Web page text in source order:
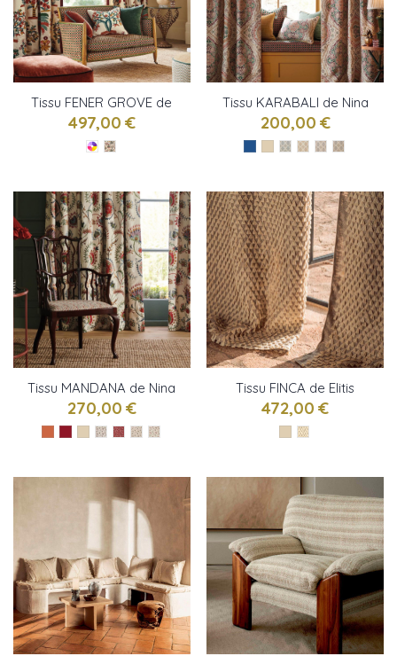
Tissu FENER GROVE de
Nina Campbell
497,00 €
Tissu KARABALI de Nina
Campbell
200,00 €
Tissu MANDANA de Nina
Campbell
270,00 €
Tissu FINCA de Elitis
472,00 €